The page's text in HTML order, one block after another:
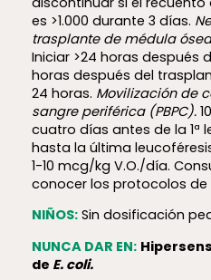
es >1.000 durante 3 días.
trasplante de médula
Iniciar >24 horas después
horas después del
24 horas. Movilización de
sangre periférica (PBPC).
cuatro días antes de la 1ª
hasta la última
1-10 mcg/kg V.O./día.
conocer los protocolos de
NIÑOS:Sin dosificación
NUNCA DAR EN:
de E. coli.